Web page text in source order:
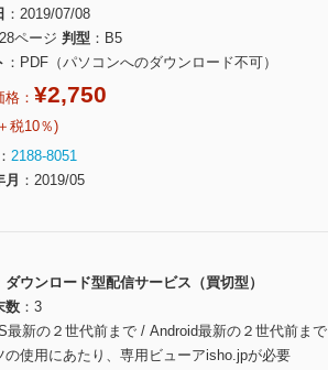
2019/07/08
ページ 判型
B5
PDF（パソコンへのダウンロード不可）
： ¥2,750
税10％)
2188-8051
月
2019/05
ダウンロード型配信サービス（買切型）
数
3
最新の２世代前まで / Android最新の２世代前まで
使用にあたり、専用ビューアisho.jpが必要